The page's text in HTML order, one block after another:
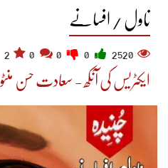
ناول / افسانے
2520
2
ایکٹریس کی آنکھ - سعادت حسن منٹو